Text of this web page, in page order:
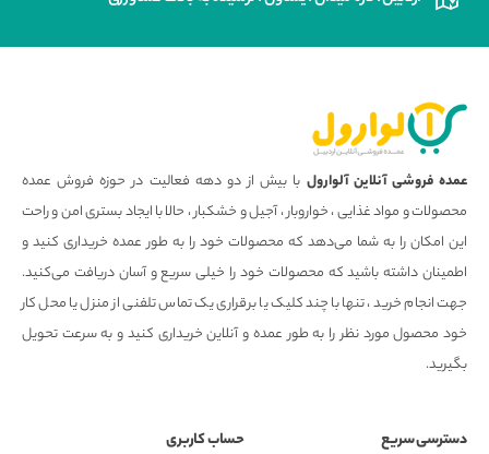
عمده فروشی آنلاین آلوارول با بیش از دو دهه فعالیت در حوزه فروش عمده
محصولات و مواد غذایی ، خواروبار ، آجیل و خشکبار ، حالا با ایجاد بستری امن و راحت
این امکان را به شما می‌دهد که محصولات خود را به طور عمده خریداری کنید و
اطمینان داشته باشید که محصولات خود را خیلی سریع و آسان دریافت می‌کنید.
جهت انجام خرید ، تنها با چند کلیک یا برقراری یک تماس تلفنی از منزل یا محل کار
خود محصول مورد نظر را به طور عمده و آنلاین خریداری کنید و به سرعت تحویل
بگیرید.
دسترسی سریع حساب کاربری